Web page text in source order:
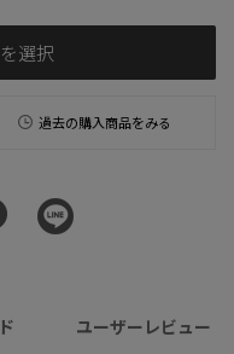
選択
過去の購入商品をみる
ユーザーレビュー